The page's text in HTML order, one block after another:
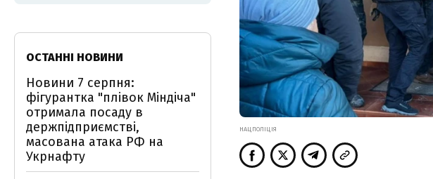
НАЦПОЛІЦІЯ
ОСТАННІ НОВИНИ
Новини 7 серпня:
фігурантка "плівок Міндіча"
отримала посаду в
держпідприємстві,
масована атака РФ на
Укрнафту